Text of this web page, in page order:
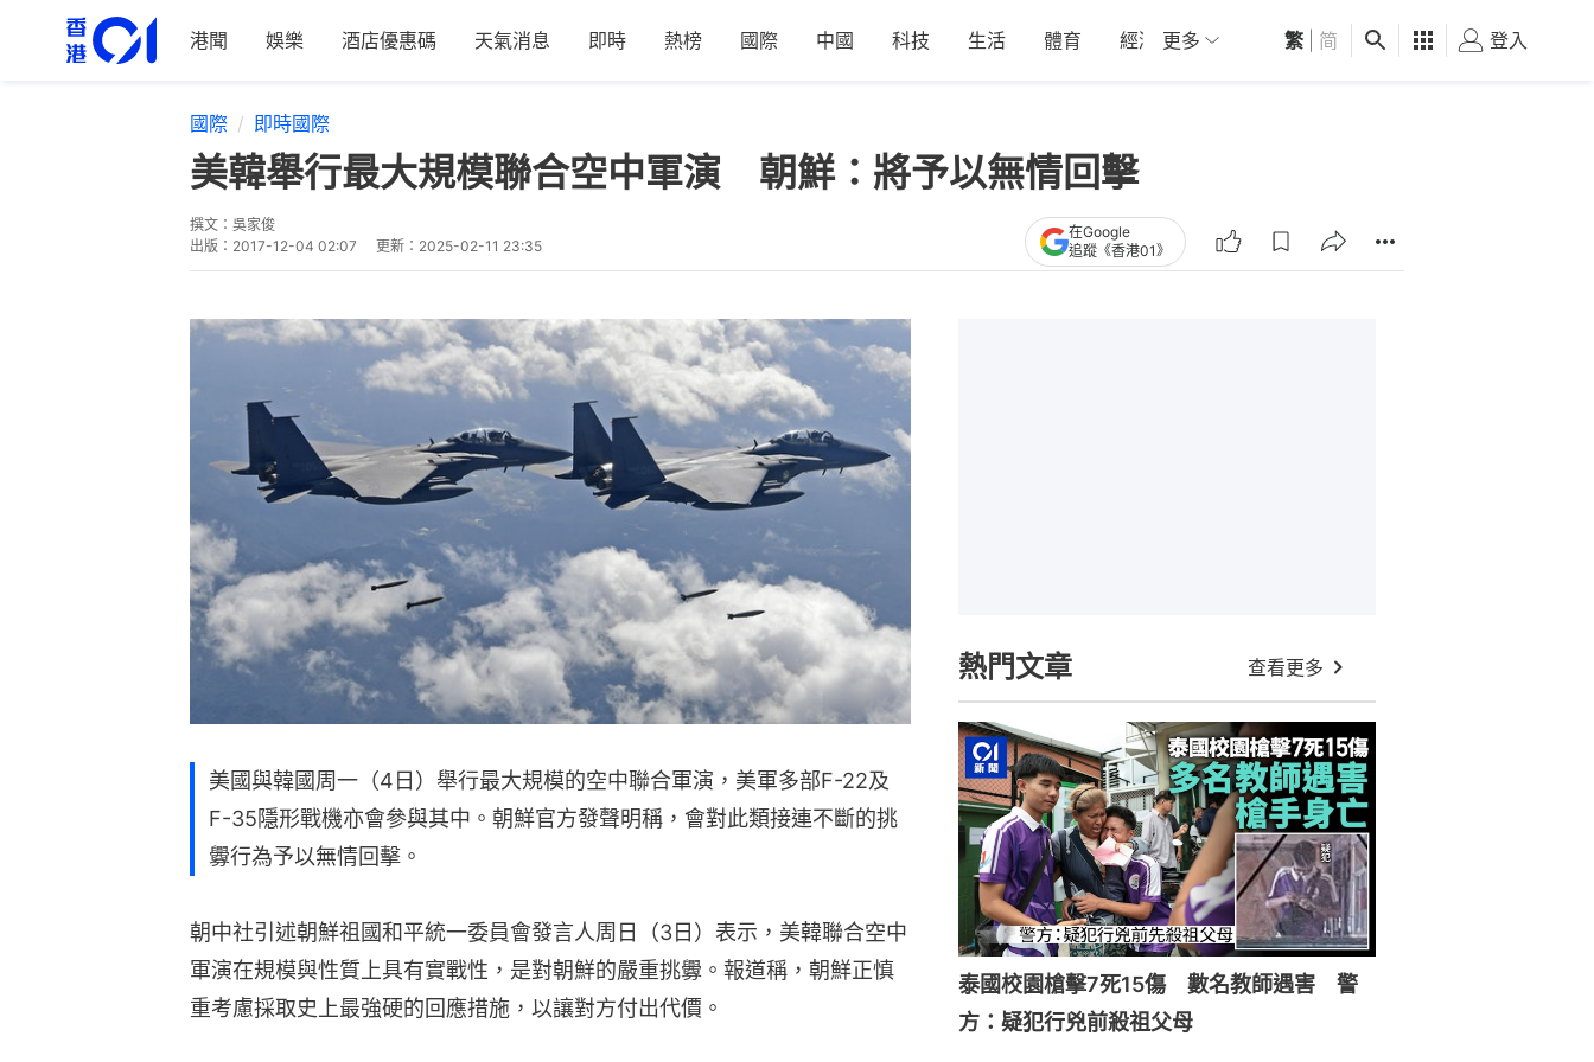
港聞 娛樂 酒店優惠碼 天氣消息 即時 熱榜 國際 中國 科技 生活 體育 經濟 01深圳 觀點 健康 好食玩飛
更多 繁 简 登入
國際 即時國際
美韓舉行最大規模聯合空中軍演 朝鮮：將予以無情回擊
撰文： 吳家俊
出版： 2017-12-04 02:07 更新： 2025-02-11 23:35
在Google
追蹤《香港01》
美國與韓國周一（4日）舉行最大規模的空中聯合軍演，美軍多部F-22及
F-35隱形戰機亦會參與其中。朝鮮官方發聲明稱，會對此類接連不斷的挑
釁行為予以無情回擊。
朝中社引述朝鮮祖國和平統一委員會發言人周日（3日）表示，美韓聯合空中
軍演在規模與性質上具有實戰性，是對朝鮮的嚴重挑釁。報道稱，朝鮮正慎
重考慮採取史上最強硬的回應措施，以讓對方付出代價。
熱門文章 查看更多
泰國校園槍擊7死15傷 數名教師遇害 警
方：疑犯行兇前殺祖父母